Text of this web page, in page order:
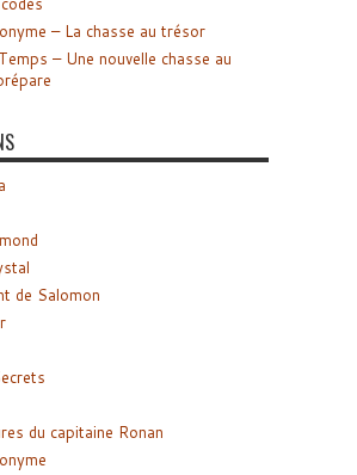
– La chasse au trésor
– Une nouvelle chasse au
de Salomon
du capitaine Ronan